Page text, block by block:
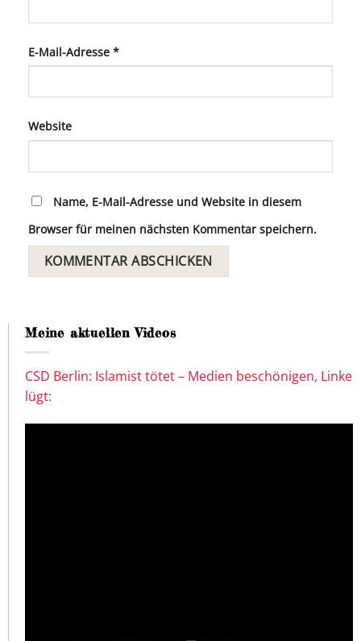
E-Mail-Adresse *
Website
Name, E-Mail-Adresse und Website in diesem
Browser für meinen nächsten Kommentar speichern.
Meine aktuellen Videos
CSD Berlin: Islamist tötet – Medien beschönigen, Linke
lügt: